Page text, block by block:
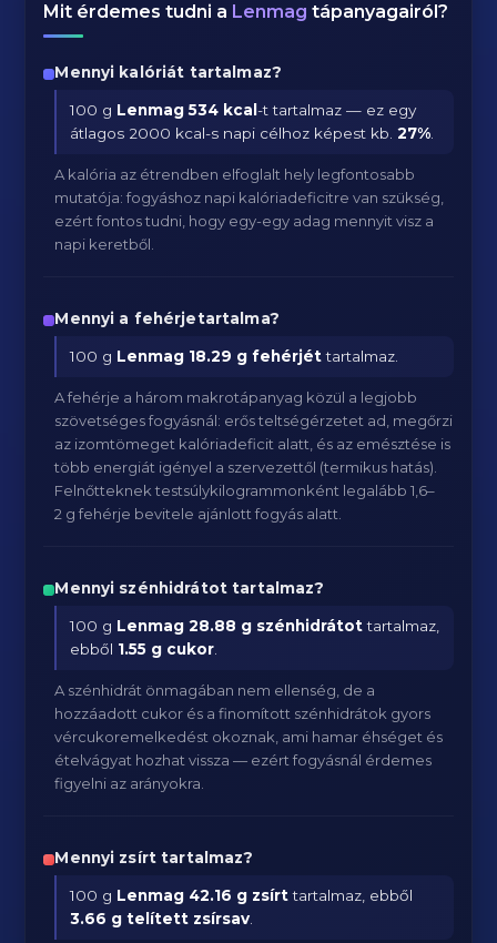
Mit érdemes tudni a Lenmag tápanyagairól?
Mennyi kalóriát tartalmaz?
100 g Lenmag 534 kcal-t tartalmaz — ez egy
átlagos 2000 kcal-s napi célhoz képest kb.27%
A kalória az étrendben elfoglalt hely legfontosabb
mutatója: fogyáshoz napi kalóriadeficitre van szükség,
ezért fontos tudni, hogy egy-egy adag mennyit visz a
napi keretből.
Mennyi a fehérjetartalma?
100 g Lenmag 18.29 g fehérjéttartalmaz.
A fehérje a három makrotápanyag közül a legjobb
szövetséges fogyásnál: erős teltségérzetet ad, megőrzi
az izomtömeget kalóriadeficit alatt, és az emésztése is
több energiát igényel a szervezettől (termikus hatás).
Felnőtteknek testsúlykilogrammonként legalább 1,6–
2 g fehérje bevitele ajánlott fogyás alatt.
Mennyi szénhidrátot tartalmaz?
100 g Lenmag 28.88 g szénhidrátottartalmaz,
ebből 1.55 g cukor
A szénhidrát önmagában nem ellenség, de a
hozzáadott cukor és a finomított szénhidrátok gyors
vércukoremelkedést okoznak, ami hamar éhséget és
ételvágyat hozhat vissza — ezért fogyásnál érdemes
figyelni az arányokra.
Mennyi zsírt tartalmaz?
100 g Lenmag 42.16 g zsírttartalmaz, ebből
3.66 g telített zsírsav